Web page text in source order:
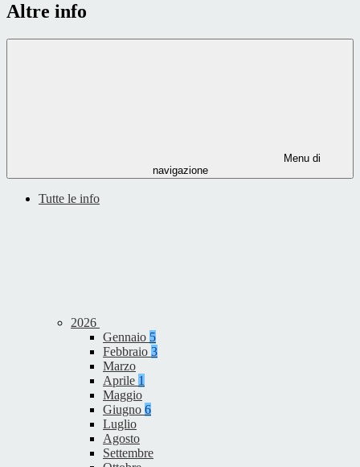
Altre info
Menu di
navigazione
Tutte le info
2026
Gennaio 5
Febbraio 3
Marzo
Aprile 1
Maggio
Giugno 6
Luglio
Agosto
Settembre